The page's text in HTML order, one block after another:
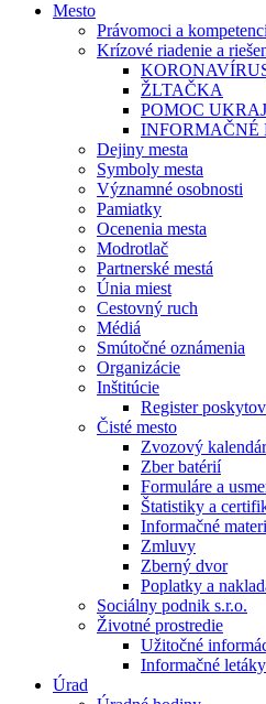
Mesto
Právomoci a
Krízové riadenie a
ŽLTAČKA
POMOC
INFORMAČNÉ
Dejiny mesta
Symboly mesta
Významné osobnosti
Pamiatky
Ocenenia mesta
Modrotlač
Partnerské mestá
Únia miest
Cestovný ruch
Médiá
Smútočné oznámenia
Organizácie
Inštitúcie
Register
Čisté mesto
Zvozový kalendár
Zber batérií
Formuláre a
Štatistiky a
Informačné
Zmluvy
Zberný dvor
Poplatky a
Sociálny podnik s.r.o.
Životné prostredie
Užitočné
Informačné letáky
Úrad